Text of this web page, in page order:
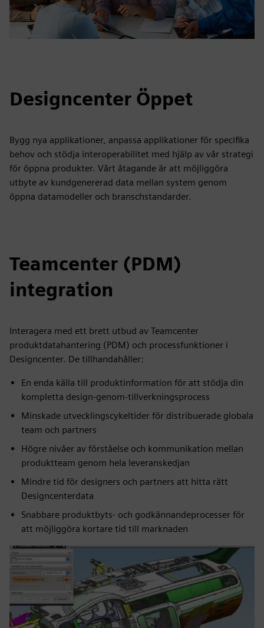
Designcenter Öppet
Bygg nya applikationer, anpassa applikationer för specifika
behov och stödja interoperabilitet med hjälp av vår strategi
för öppna produkter. Vårt åtagande är att möjliggöra
utbyte av kundgenererad data mellan system genom
öppna datamodeller och branschstandarder.
Teamcenter (PDM)
integration
Interagera med ett brett utbud av Teamcenter
produktdatahantering (PDM) och processfunktioner i
Designcenter. De tillhandahåller:
En enda källa till produktinformation för att stödja din
kompletta design-genom-tillverkningsprocess
Minskade utvecklingscykeltider för distribuerade globala
team och partners
Högre nivåer av förståelse och kommunikation mellan
produktteam genom hela leveranskedjan
Mindre tid för designers och partners att hitta rätt
Designcenterdata
Snabbare produktbyts- och godkännandeprocesser för
att möjliggöra kortare tid till marknaden